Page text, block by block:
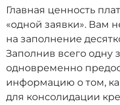
Главная ценность
«одной заявки». Вам
на заполнение
Заполнив всего одну
одновременно
информацию о том,
для консолидации